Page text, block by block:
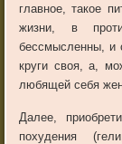
главное, такое
жизни, в
бессмысленны, и
круги своя, а,
любящей себя
Далее,
похудения